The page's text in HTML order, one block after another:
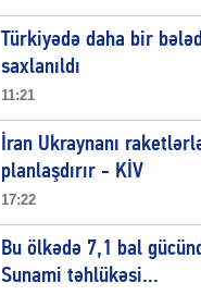
Türkiyədə daha bir
saxlanıldı
11:21
İran Ukraynanı
planlaşdırır - KİV
17:22
Bu ölkədə 7,1 bal
Sunami təhlükəsi...